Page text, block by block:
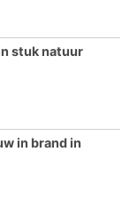
stuk natuur
in brand in